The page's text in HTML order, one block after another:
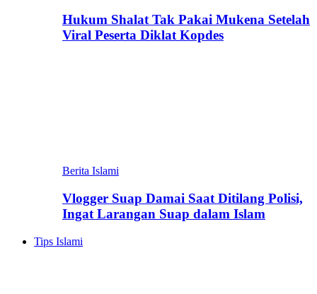
Hukum Shalat Tak Pakai Mukena Setelah
Viral Peserta Diklat Kopdes
Berita Islami
Vlogger Suap Damai Saat Ditilang Polisi,
Ingat Larangan Suap dalam Islam
Tips Islami